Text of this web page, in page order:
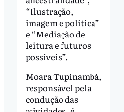
“Ilustração,
imagem e política”
e “Mediação de
leitura e futuros
possíveis”.
Moara Tupinambá,
responsável pela
condução das